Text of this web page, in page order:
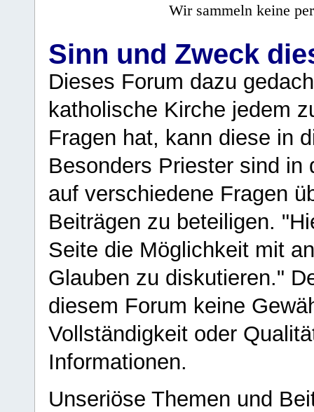
Wir sammeln keine
Sinn und Zweck
Dieses Forum dazu
katholische Kirche jedem
Fragen hat, kann diese in
Besonders Priester sind in
auf verschiedene Fragen
Beiträgen zu beteiligen.
Seite die Möglichkeit mit
Glauben zu diskutieren."
diesem Forum keine
Vollständigkeit oder
Informationen.
Unseriöse Themen und